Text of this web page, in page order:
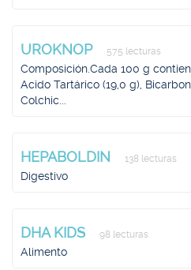
UROKNOP 575 lecturas
Composición.Cada 100 g
Acido Tartárico (19,0 g),
Colchic...
HEPABOLDIN 138 lecturas
Digestivo
DHA KIDS 98 lecturas
Alimento